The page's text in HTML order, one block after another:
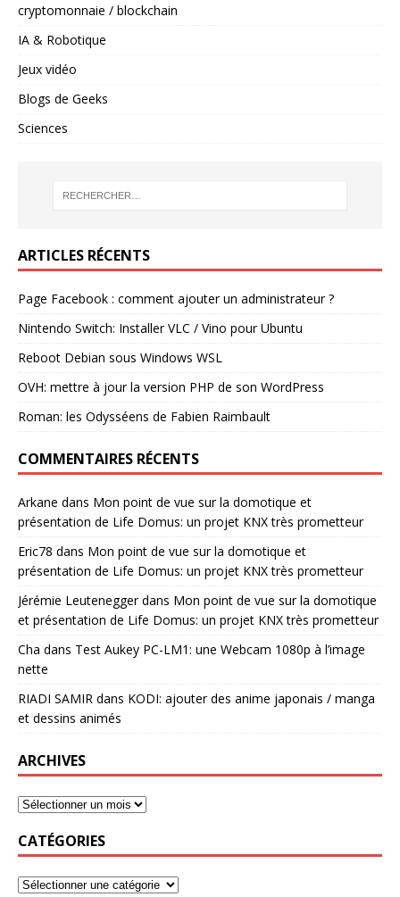
cryptomonnaie / blockchain
IA & Robotique
Jeux vidéo
Blogs de Geeks
Sciences
ARTICLES RÉCENTS
Page Facebook : comment ajouter un administrateur ?
Nintendo Switch: Installer VLC / Vino pour Ubuntu
Reboot Debian sous Windows WSL
OVH: mettre à jour la version PHP de son WordPress
Roman: les Odysséens de Fabien Raimbault
COMMENTAIRES RÉCENTS
Arkane dans Mon point de vue sur la domotique et
présentation de Life Domus: un projet KNX très prometteur
Eric78 dans Mon point de vue sur la domotique et
présentation de Life Domus: un projet KNX très prometteur
Jérémie Leuteneggerdans Mon point de vue sur la domotique
et présentation de Life Domus: un projet KNX très prometteur
Cha dans Test Aukey PC-LM1: une Webcam 1080p à l’image
nette
RIADI SAMIR dans KODI: ajouter des anime japonais / manga
et dessins animés
ARCHIVES
CATÉGORIES